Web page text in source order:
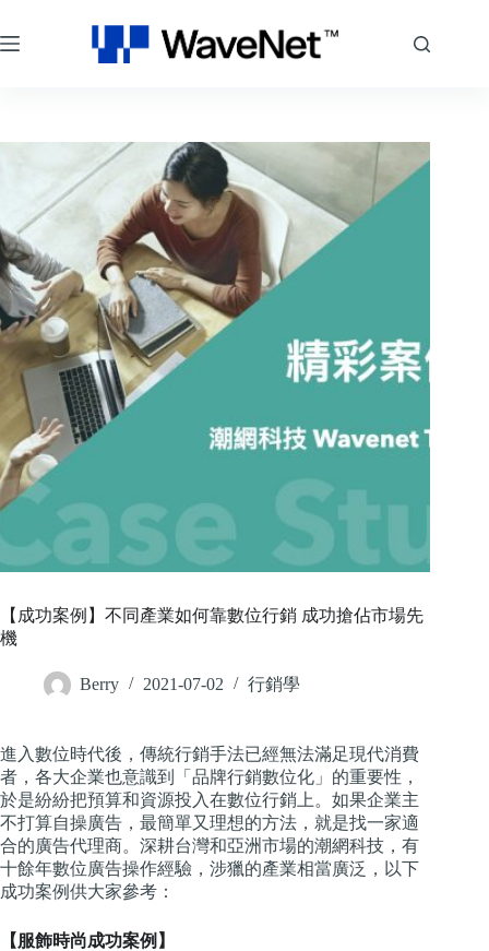
至
主
【成功案例】不同產業如何靠數位行銷 成功搶佔市場先
機
Berry 2021-07-02 行銷學
進入數位時代後，傳統行銷手法已經無法滿足現代消費
者，各大企業也意識到「品牌行銷數位化」的重要性，
於是紛紛把預算和資源投入在數位行銷上。如果企業主
不打算自操廣告，最簡單又理想的方法，就是找一家適
合的廣告代理商。深耕台灣和亞洲市場的潮網科技，有
十餘年數位廣告操作經驗，涉獵的產業相當廣泛，以下
成功案例供大家參考：
【服飾時尚成功案例】